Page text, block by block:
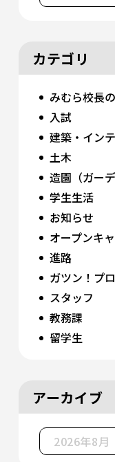
カテゴリ
みむら校長
入試
建築・イン
土木
造園（ガーデ
学生生活
お知らせ
オープンキ
進路
ガツン！プ
スタッフ
教務課
留学生
アーカイブ